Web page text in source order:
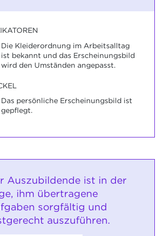
Die Kleiderordnung im Arbeitsalltag
ist bekannt und das Erscheinungsbild
wird den Umständen angepasst.
Das persönliche Erscheinungsbild ist
gepflegt.
Auszubildende ist in der
ihm übertragene
sorgfältig und
auszuführen.